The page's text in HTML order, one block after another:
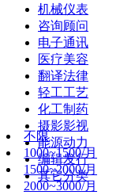
机械仪表
咨询顾问
电子通讯
医疗美容
翻译法律
轻工工艺
化工制药
摄影影视
能源动力
编辑发行
其它分类
不限
1000~1500/月
1500~2000/月
2000~3000/月